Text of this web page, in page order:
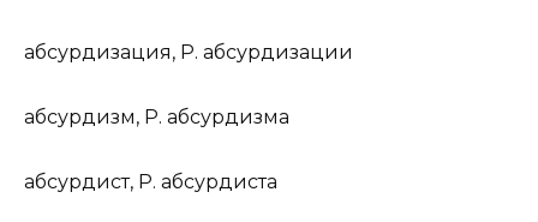
абсурдизация, Р. абсурдизации
абсурд изм, Р. абсурд изма
абсурдист, Р. абсурдиста